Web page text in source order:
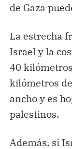
de Gaza
La estrecha
Israel y la
40
kilómetros
ancho y es
palestinos.
Además, si